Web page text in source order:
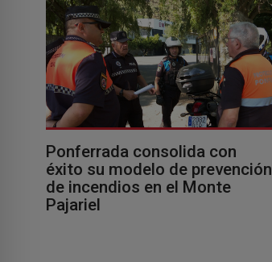
Ponferrada consolida con
éxito su modelo de prevención
de incendios en el Monte
Pajariel